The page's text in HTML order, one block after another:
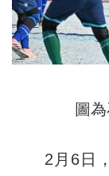
圖
2月6日，